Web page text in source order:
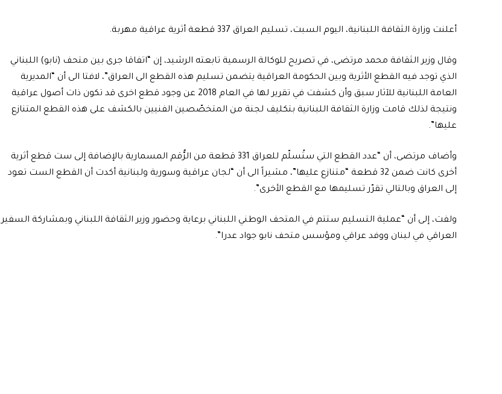
أعلنت وزارة الثقافة اللبنانية، اليوم السبت، تسليم العراق 337 قطعة أثرية عراقية مهربة.
وقال وزير الثقافة محمد مرتضى، في تصريح للوكالة الرسمية تابعته الرشيد، إن “اتفاقا جرى بين متحف (نابو) اللبناني
الذي توجد فيه القطع الأثرية وبين الحكومة العراقية يتضمن تسليم هذه القطع الى العراق”، لافتا الى أن “المديرية
العامة اللبنانية للآثار سبق وأن كشفت في تقرير لها في العام 2018 عن وجود قطع اخرى قد تكون ذات أصول عراقية
ونتيجة لذلك قامت وزارة الثقافة اللبنانية بتكليف لجنة من المتخصّصين الفنيين بالكشف على هذه القطع المتنازع
عليها”.
وأضاف مرتضى، أن “عدد القطع التي ستُسلّم للعراق 331 قطعة من الرُّقم المسمارية بالإضافة إلى ست قطع أثرية
أخرى كانت ضمن 32 قطعة “متنازع عليها”، مشيراً الى أن “لجان عراقية وسورية ولبنانية أكدت أن القطع الست تعود
إلى العراق وبالتالي تقرّر تسليمها مع القطع الأخرى”.
ولفت، إلى أن “عملية التسليم ستتم في المتحف الوطني اللبناني برعاية وحضور وزير الثقافة اللبناني وبمشاركة السفير
العراقي في لبنان ووفد عراقي ومؤسس متحف نابو جواد عدرا”.